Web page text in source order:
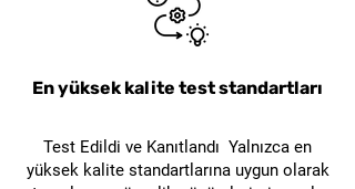
En yüksek kalite test standartları
Test Edildi ve Kanıtlandı Yalnızca en
yüksek kalite standartlarına uygun olarak